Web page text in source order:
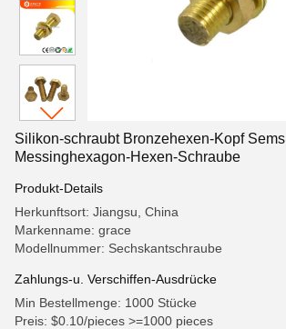
Silikon-schraubt Bronzehexen-Kopf Sems
Messinghexagon-Hexen-Schraube
Produkt-Details
Herkunftsort: Jiangsu, China
Markenname: grace
Modellnummer: Sechskantschraube
Zahlungs-u. Verschiffen-Ausdrücke
Min Bestellmenge: 1000 Stücke
Preis: $0.10/pieces >=1000 pieces